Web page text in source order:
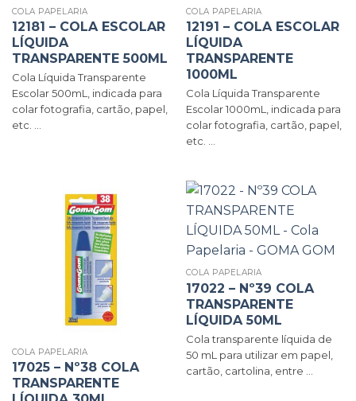
COLA PAPELARIA
12181 – COLA ESCOLAR
LÍQUIDA
TRANSPARENTE 500ML
Cola Líquida Transparente
Escolar 500mL, indicada para
colar fotografia, cartão, papel,
etc. ...
COLA PAPELARIA
12191 – COLA ESCOLAR
LÍQUIDA
TRANSPARENTE
1000ML
Cola Líquida Transparente
Escolar 1000mL, indicada para
colar fotografia, cartão, papel,
etc. ...
COLA PAPELARIA
17025 – Nº38 COLA
TRANSPARENTE
COLA PAPELARIA
17022 – Nº39 COLA
TRANSPARENTE
LÍQUIDA 50ML
Cola transparente líquida de
50 mL para utilizar em papel,
cartão, cartolina, entre ...